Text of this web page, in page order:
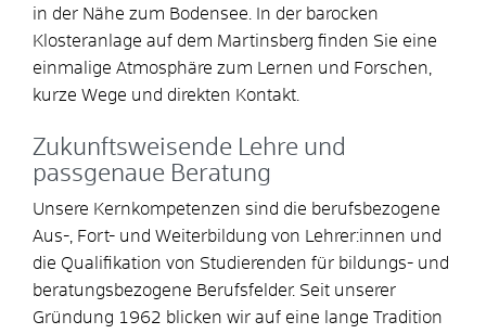
in der Nähe zum Bodensee. In der barocken
Klosteranlage auf dem Martinsberg finden Sie eine
einmalige Atmosphäre zum Lernen und Forschen,
kurze Wege und direkten Kontakt.
Zukunftsweisende Lehre und
passgenaue Beratung
Unsere Kernkompetenzen sind die berufsbezogene
Aus-, Fort- und Weiterbildung von Lehrer:innen und
die Qualifikation von Studierenden für bildungs- und
beratungsbezogene Berufsfelder. Seit unserer
Gründung 1962 blicken wir auf eine lange Tradition